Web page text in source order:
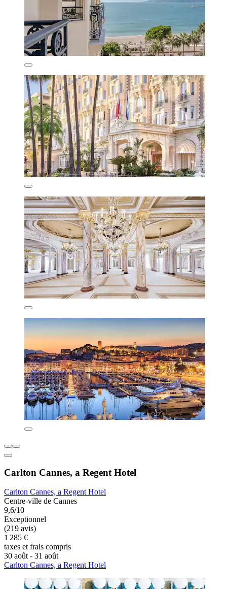
Carlton Cannes, a Regent Hotel
Carlton Cannes, a Regent Hotel
Centre-ville de Cannes
9,6/10
Exceptionnel
(219 avis)
1 285 €
taxes et frais compris
30 août - 31 août
Carlton Cannes, a Regent Hotel